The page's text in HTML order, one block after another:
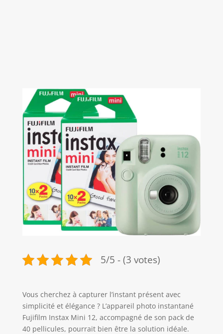
5/5 - (3 votes)
Vous cherchez à capturer l’instant présent avec
simplicité et élégance ? L’appareil photo instantané
Fujifilm Instax Mini 12, accompagné de son pack de
40 pellicules, pourrait bien être la solution idéale.